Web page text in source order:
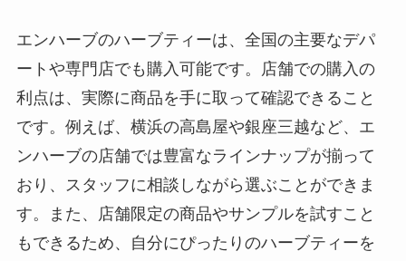
エンハーブのハーブティーは、全国の主要なデパ
ートや専門店でも購入可能です。店舗での購入の
利点は、実際に商品を手に取って確認できること
です。例えば、横浜の高島屋や銀座三越など、エ
ンハーブの店舗では豊富なラインナップが揃って
おり、スタッフに相談しながら選ぶことができま
す。また、店舗限定の商品やサンプルを試すこと
もできるため、自分にぴったりのハーブティーを